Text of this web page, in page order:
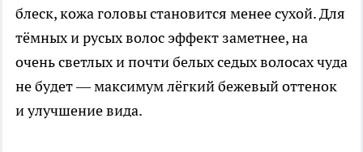
блеск, кожа головы становится менее сухой. Для
тёмных и русых волос эффект заметнее, на
очень светлых и почти белых седых волосах чуда
не будет — максимум лёгкий бежевый оттенок
и улучшение вида.